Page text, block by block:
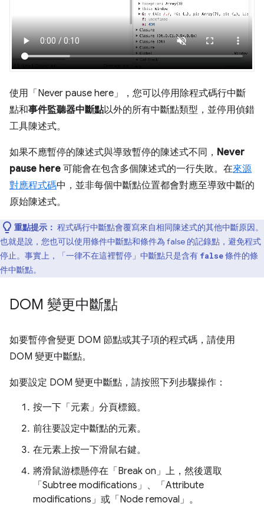
使用「Never pause here」
，您可以停用除程式碼行中斷
點和事件監聽器中斷點以外的所有中斷點類型，並停用偵錯
工具陳述式。
如果不應暫停的陳述式與導致暫停的陳述式不同， Never
pause here 可能會在包含多個陳述式的一行失敗。在來源
對應程式碼中，並非每個中斷點位置都會對應至導致中斷的
原始陳述式。
重點提示： 程式碼行中斷點會覆寫來自相同陳述式的其他中斷原因。
也就是說，您也可以使用條件中斷點和條件為 false 的記錄點，避免程式
停止。事實上，「一律不在這裡暫停」 中斷點只是含有 false條件的條
件中斷點。
DOM 變更中斷點
如要暫停會變更 DOM 節點或其子項的程式碼，請使用
DOM 變更中斷點。
如要設定 DOM 變更中斷點，請按照下列步驟操作：
按一下「元素」 分頁標籤。
前往要設定中斷點的元素。
在元素上按一下滑鼠右鍵。
將滑鼠游標懸停在「Break on」 上，然後選取
「Subtree modifications」 、「Attribute
modifications」 或「Node removal」 。